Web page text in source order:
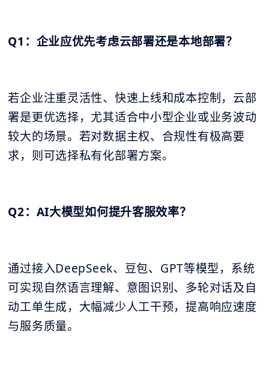
Q1：企业应优先考虑云部署还是本地部署？
若企业注重灵活性、快速上线和成本控制，云部
署是更优选择，尤其适合中小型企业或业务波动
较大的场景。若对数据主权、合规性有极高要
求，则可选择私有化部署方案。
Q2：AI大模型如何提升客服效率？
通过接入DeepSeek、豆包、GPT等模型，系统
可实现自然语言理解、意图识别、多轮对话及自
动工单生成，大幅减少人工干预，提高响应速度
与服务质量。